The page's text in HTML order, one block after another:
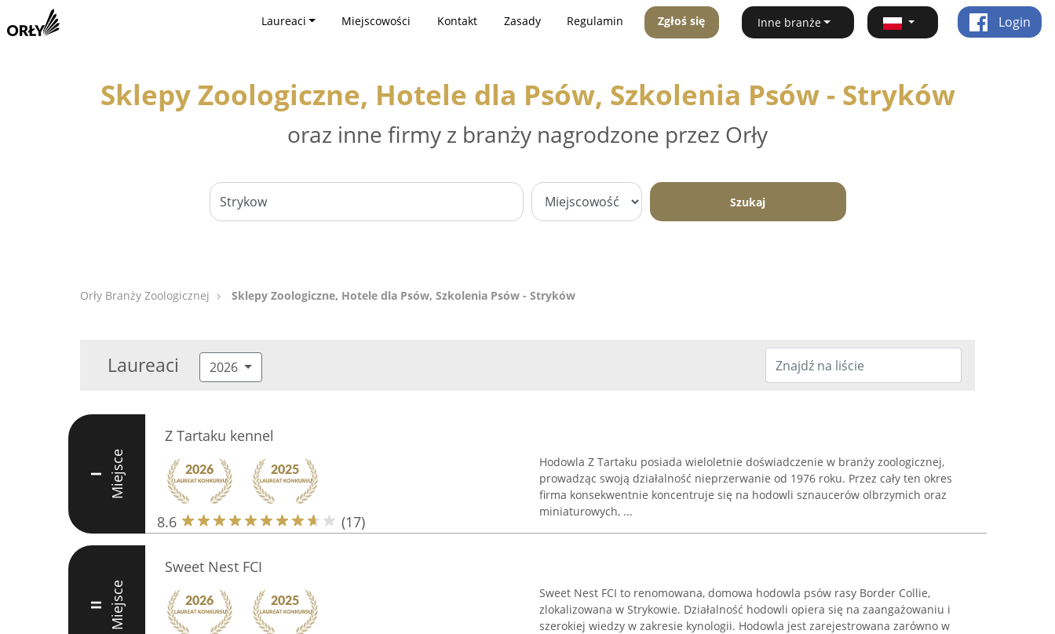
Laureaci Miejscowości Kontakt Zasady Regulamin Zgłoś się Inne branże Login
Sklepy Zoologiczne, Hotele dla Psów, Szkolenia Psów - Stryków
oraz inne firmy z branży nagrodzone przez Orły
Szukaj
Orły Branży Zoologicznej Sklepy Zoologiczne, Hotele dla Psów, Szkolenia Psów - Stryków
Laureaci 2026
I Miejsce
Z Tartaku kennel
8.6 (17)
Hodowla Z Tartaku posiada wieloletnie doświadczenie w branży zoologicznej,
prowadząc swoją działalność nieprzerwanie od 1976 roku. Przez cały ten okres
firma konsekwentnie koncentruje się na hodowli sznaucerów olbrzymich oraz
miniaturowych, ...
II Miejsce
Sweet Nest FCI
Sweet Nest FCI to renomowana, domowa hodowla psów rasy Border Collie,
zlokalizowana w Strykowie. Działalność hodowli opiera się na zaangażowaniu i
szerokiej wiedzy w zakresie kynologii. Hodowla jest zarejestrowana zarówno w